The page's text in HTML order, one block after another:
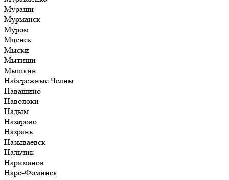
Мураши
Мурманск
Муром
Мценск
Мыски
Мытищи
Мышкин
Набережные Челны
Навашино
Наволоки
Надым
Назарово
Назрань
Называевск
Нальчик
Нариманов
Наро-Фоминск